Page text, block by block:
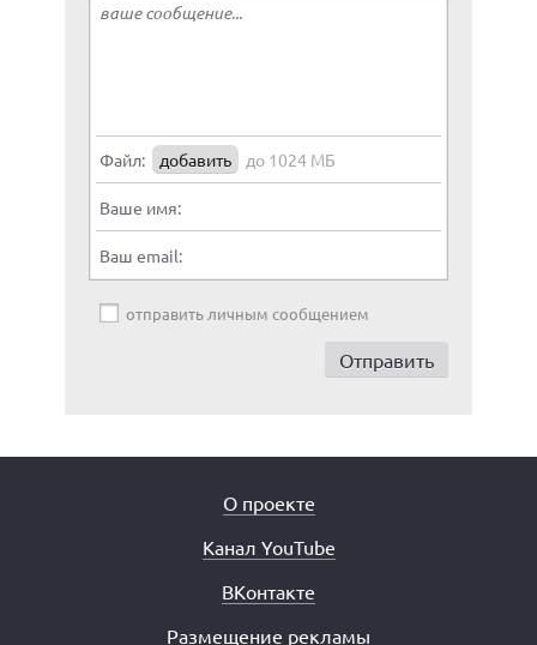
Файл: добавить до 1024 МБ
Ваше имя:
Ваш email:
отправить личным сообщением
О проекте
Канал YouTube
ВКонтакте
Размещение рекламы